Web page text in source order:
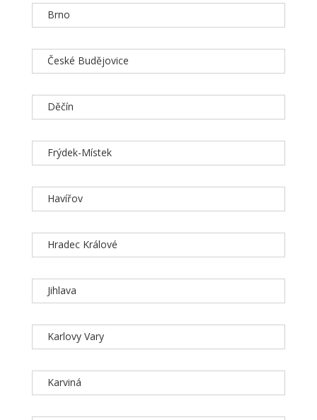
Brno
České Budějovice
Děčín
Frýdek-Místek
Havířov
Hradec Králové
Jihlava
Karlovy Vary
Karviná